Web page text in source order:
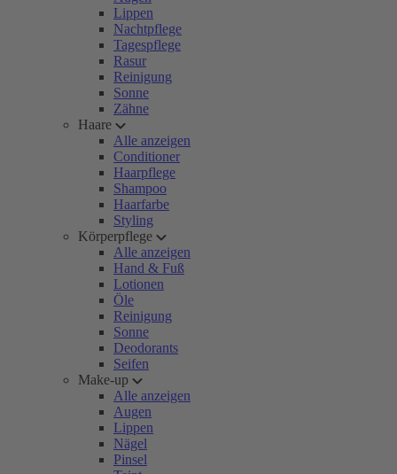
Lippen
Nachtpflege
Tagespflege
Rasur
Reinigung
Sonne
Zähne
Haare
Alle anzeigen
Conditioner
Haarpflege
Shampoo
Haarfarbe
Styling
Körperpflege
Alle anzeigen
Hand & Fuß
Lotionen
Öle
Reinigung
Sonne
Deodorants
Seifen
Make-up
Alle anzeigen
Augen
Lippen
Nägel
Pinsel